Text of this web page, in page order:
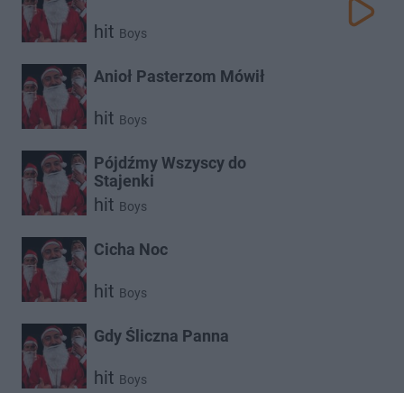
hit Boys
Anioł Pasterzom Mówił
hit Boys
Pójdźmy Wszyscy do
Stajenki
hit Boys
Cicha Noc
hit Boys
Gdy Śliczna Panna
hit Boys